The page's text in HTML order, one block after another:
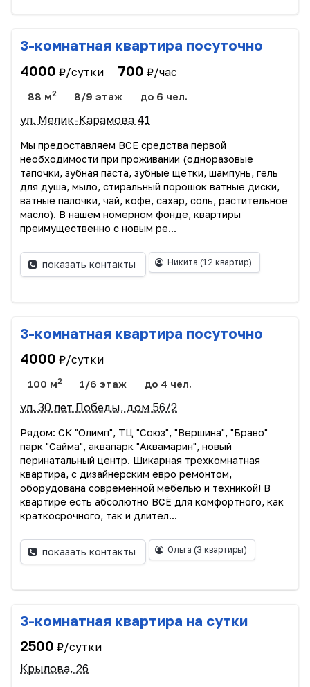
3-комнатная квартира посуточно
4000 ₽/сутки 700 ₽/час
88 м2 8/9 этаж до 6 чел.
ул. Мелик-Карамова 41
Мы предоставляем ВСЕ средства первой
необходимости при проживании (одноразовые
тапочки, зубная паста, зубные щетки, шампунь, гель
для душа, мыло, стиральный порошок ватные диски,
ватные палочки, чай, кофе, сахар, соль, растительное
масло). В нашем номерном фонде, квартиры
преимущественно с новым ре...
показать контакты Никита (12 квартир)
3-комнатная квартира посуточно
4000 ₽/сутки
100 м2 1/6 этаж до 4 чел.
ул. 30 лет Победы, дом 56/2
Рядом: СК "Олимп", ТЦ "Союз", "Вершина", "Браво"
парк "Сайма", аквапарк "Аквамарин", новый
перинатальный центр. Шикарная трехкомнатная
квартира, с дизайнерским евро ремонтом,
оборудована современной мебелью и техникой! В
квартире есть абсолютно ВСЁ для комфортного, как
краткосрочного, так и длител...
показать контакты Ольга (3 квартиры)
3-комнатная квартира на сутки
2500 ₽/сутки
Крылова, 26